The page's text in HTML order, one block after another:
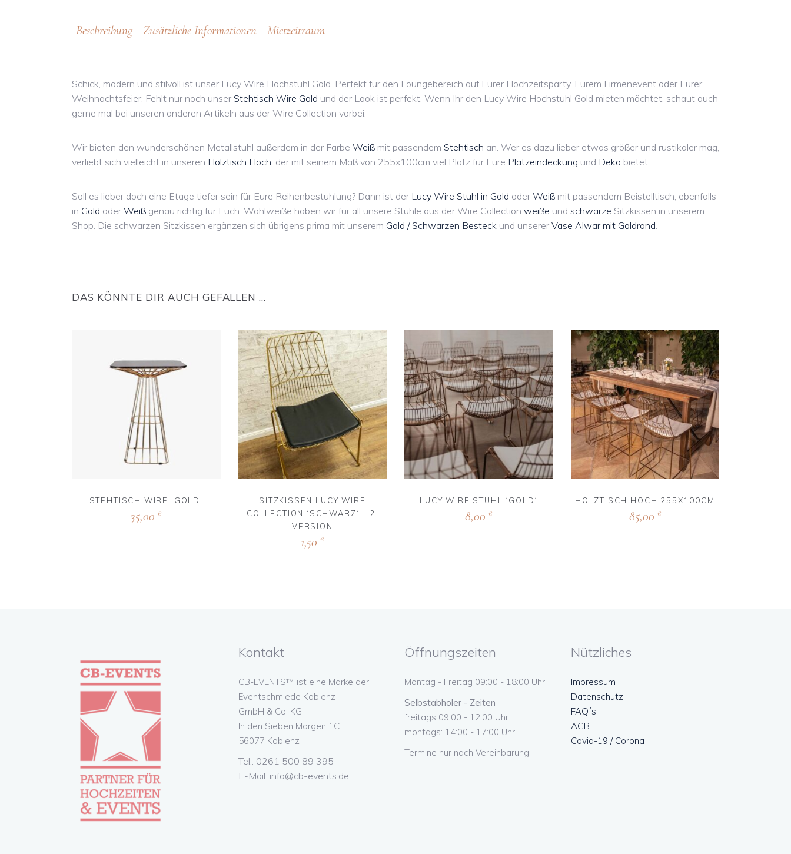
Beschreibung Zusätzliche Informationen Mietzeitraum
Schick, modern und stilvoll ist unser Lucy Wire Hochstuhl Gold. Perfekt für den Loungebereich auf Eurer Hochzeitsparty, Eurem Firmenevent oder Eurer
Weihnachtsfeier. Fehlt nur noch unser Stehtisch Wire Gold und der Look ist perfekt. Wenn Ihr den Lucy Wire Hochstuhl Gold mieten möchtet, schaut auch
gerne mal bei unseren anderen Artikeln aus der Wire Collection vorbei.
Wir bieten den wunderschönen Metallstuhl außerdem in der Farbe Weiß mit passendem Stehtisch an. Wer es dazu lieber etwas größer und rustikaler mag,
verliebt sich vielleicht in unseren Holztisch Hoch, der mit seinem Maß von 255x100cm viel Platz für Eure Platzeindeckung und Deko bietet.
Soll es lieber doch eine Etage tiefer sein für Eure Reihenbestuhlung? Dann ist der Lucy Wire Stuhl in Gold oder Weiß mit passendem Beistelltisch, ebenfalls
in Gold oder Weiß genau richtig für Euch. Wahlweiße haben wir für all unsere Stühle aus der Wire Collection weiße und schwarze Sitzkissen in unserem
Shop. Die schwarzen Sitzkissen ergänzen sich übrigens prima mit unserem Gold / Schwarzen Besteck und unserer Vase Alwar mit Goldrand.
DAS KÖNNTE DIR AUCH GEFALLEN …
STEHTISCH WIRE ‘GOLD‘
35,00 €
SITZKISSEN LUCY WIRE
COLLECTION ‘SCHWARZ‘ - 2.
VERSION
1,50 €
LUCY WIRE STUHL ‘GOLD‘
8,00 €
HOLZTISCH HOCH 255X100CM
85,00 €
Kontakt
CB-EVENTS™ ist eine Marke der
Eventschmiede Koblenz
GmbH & Co. KG
In den Sieben Morgen 1C
56077 Koblenz
Tel.: 0261 500 89 395
E-Mail: info@cb-events.de
Öffnungszeiten
Montag - Freitag 09:00 - 18:00 Uhr
Selbstabholer - Zeiten
freitags 09:00 - 12:00 Uhr
montags: 14:00 - 17:00 Uhr
Termine nur nach Vereinbarung!
Nützliches
Impressum
Datenschutz
FAQ´s
AGB
Covid-19 / Corona